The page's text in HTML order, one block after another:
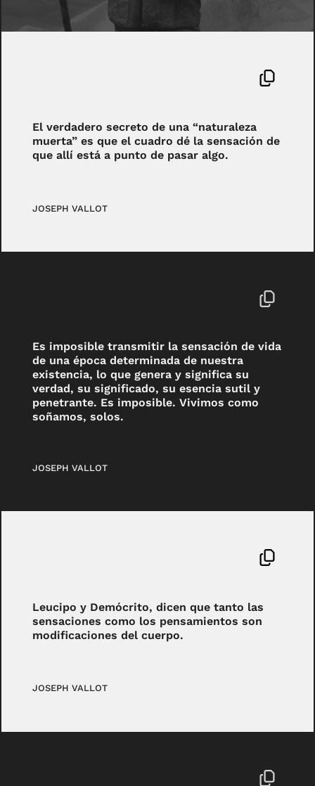
El verdadero secreto de una “naturaleza
muerta” es que el cuadro dé la sensación de
que allí está a punto de pasar algo.
JOSEPH VALLOT
Es imposible transmitir la sensación de vida
de una época determinada de nuestra
existencia, lo que genera y significa su
verdad, su significado, su esencia sutil y
penetrante. Es imposible. Vivimos como
soñamos, solos.
JOSEPH VALLOT
Leucipo y Demócrito, dicen que tanto las
sensaciones como los pensamientos son
modificaciones del cuerpo.
JOSEPH VALLOT